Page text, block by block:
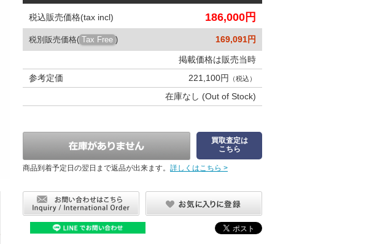
税込販売価格(tax incl) 186,000円
税別販売価格( Tax Free ) 169,091円
掲載価格は販売当時
参考定価
221,100円 （税込）
在庫なし (Out of Stock)
買取査定は
こちら
商品到着予定日の翌日まで返品が出来ます。 詳しくはこちら >